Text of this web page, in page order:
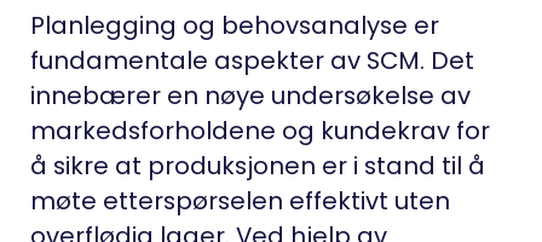
Planlegging og behovsanalyse er
fundamentale aspekter av SCM. Det
innebærer en nøye undersøkelse av
markedsforholdene og kundekrav for
å sikre at produksjonen er i stand til å
møte etterspørselen effektivt uten